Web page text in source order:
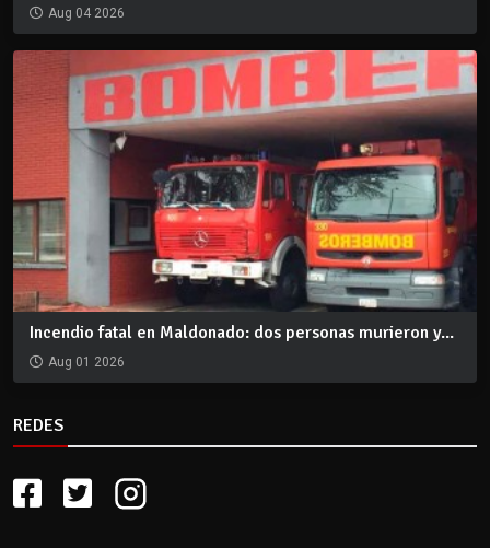
Aug 04 2026
Incendio fatal en Maldonado: dos personas murieron y...
Aug 01 2026
REDES